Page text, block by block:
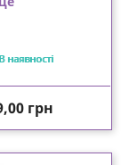
В наявності
грн